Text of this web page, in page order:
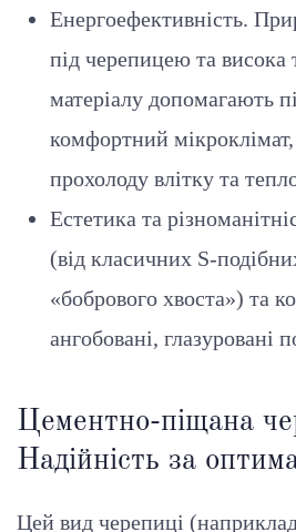
Енергоефективність.
під черепицею та висока
матеріалу допомагають
комфортний мікроклімат,
прохолоду влітку та
Естетика та
(від класичних S-
«бобрового хвоста») та
ангобовані, глазуровані
Цементно-піщана
Надійність за
Цей вид черепиці